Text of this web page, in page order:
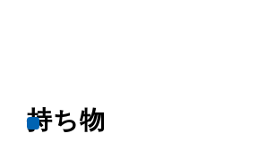
持ち物